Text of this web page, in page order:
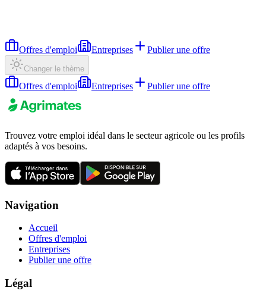
Offres d'emploi Entreprises Publier une offre
Changer le thème
Offres d'emploi Entreprises Publier une offre
Trouvez votre emploi idéal dans le secteur agricole ou les profils
adaptés à vos besoins.
Navigation
Accueil
Offres d'emploi
Entreprises
Publier une offre
Légal